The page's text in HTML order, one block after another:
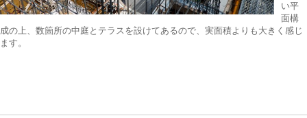
い平
面構
成の上、数箇所の中庭とテラスを設けてあるので、実面積よりも大きく感じ
ます。